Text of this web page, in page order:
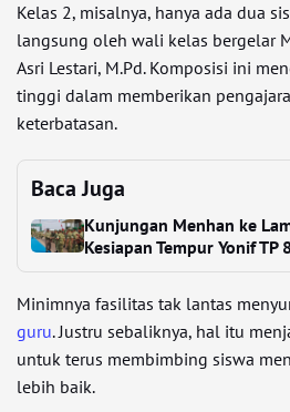
Kelas 2, misalnya, hanya ada dua
langsung oleh wali kelas bergelar
Asri Lestari, M.Pd. Komposisi ini
tinggi dalam memberikan
keterbatasan.
Baca Juga
Kunjungan Menhan ke
Kesiapan Tempur Yonif TP
Minimnya fasilitas tak lantas
guru. Justru sebaliknya, hal itu
untuk terus membimbing siswa
lebih baik.